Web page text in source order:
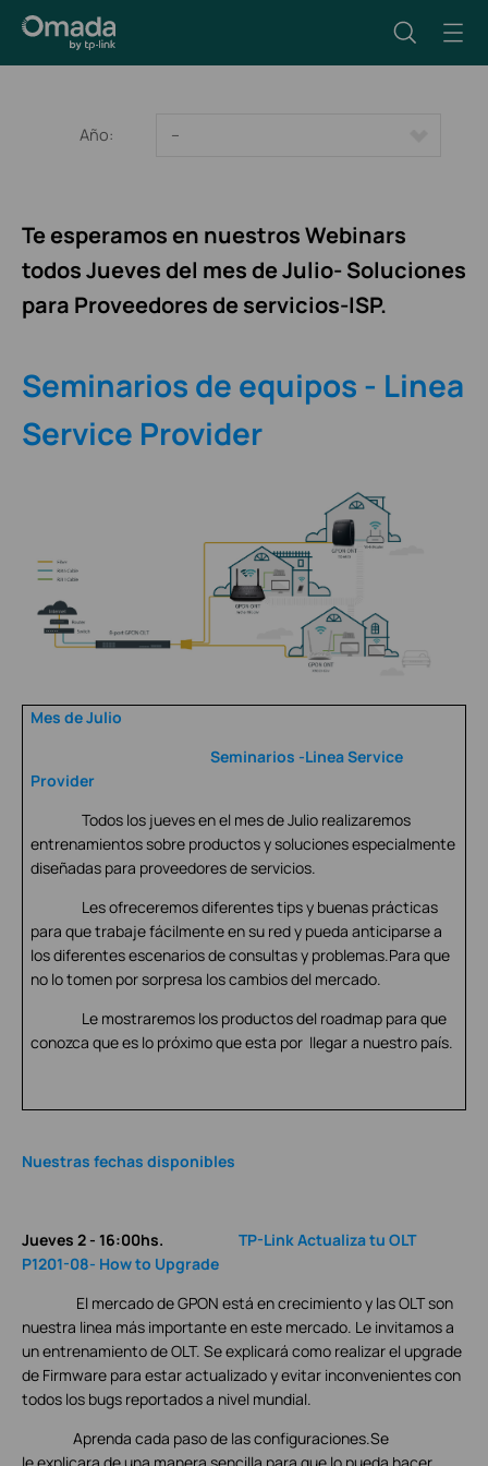
Año: --
Te esperamos en nuestros Webinars
todos Jueves del mes de Julio- Soluciones
para Proveedores de servicios-ISP.
Seminarios de equipos - Linea
Service Provider
Mes de Julio
Seminarios -LineaService
Provider
Todos los jueves en el mes de Julio realizaremos
entrenamientos sobre productos y soluciones especialmente
diseñadas para proveedores de servicios.
Les ofreceremos diferentes tips y buenas prácticas
para que trabaje fácilmente en su red y pueda anticiparse a
los diferentes escenarios de consultas y problemas.Para que
no lo tomen por sorpresa los cambios del mercado.
Le mostraremos los productos del roadmap para que
conozca que es lo próximo que esta por llegar a nuestro país.
Nuestras fechas disponibles
Jueves 2 - 16:00hs.
TP-Link Actualiza tu OLT
P1201-08- How to Upgrade
El mercado de GPON está en crecimiento y las OLT son
nuestra linea más importante en este mercado. Le invitamos a
un entrenamiento de OLT. Se explicará como realizar el upgrade
de Firmware para estar actualizado y evitar inconvenientes con
todos los bugs reportados a nivel mundial.
Aprenda cada paso de las configuraciones.Se
le explicara de una manera sencilla para que lo pueda hacer